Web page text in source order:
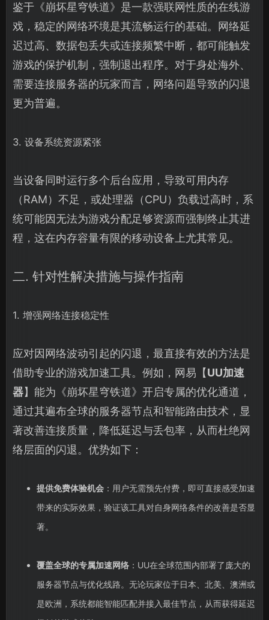
鉴于《崩坏星穹铁道》是一款强联网性质的在线游
戏，稳定的网络环境是其流畅运行的基础。网络延
迟过高、数据包丢失或连接频繁中断，都可能触发
游戏的保护机制，强制退出程序。对于身处海外、
需要连接服务器的玩家而言，网络问题导致的闪退
更为普遍。
3. 设备系统资源紧张
当设备同时运行多个后台应用，导致可用内存
（RAM）不足，或处理器（CPU）负载过高时，系
统可能因无法为游戏分配足够资源而强制终止其进
程，这在内存容量有限的移动设备上尤其常见。
二. 针对性解决措施与操作指南
1. 增强网络连接稳定性
应对因网络波动引起的闪退，最直接有效的方法是
借助专业的游戏加速工具。例如，网易【UU加速
器】能为《崩坏星穹铁道》开启专属的优化通道，
通过其遍布全球的服务器节点和智能路由技术，显
著改善连接质量，降低延迟与丢包率，从而杜绝网
络层面的闪退。优势如下：
提供免费体验机会：用户无需预先付费，即可直接感受加速
带来的实际效果，验证该工具对自身网络条件的改善是否显
著。
覆盖全球的专属加速网络：UU在全球范围内部署了庞大的
服务器节点与优化线路。无论玩家位于日本、北美、澳洲或
是欧洲，系统都能智能匹配并接入最佳节点，从而获得延迟